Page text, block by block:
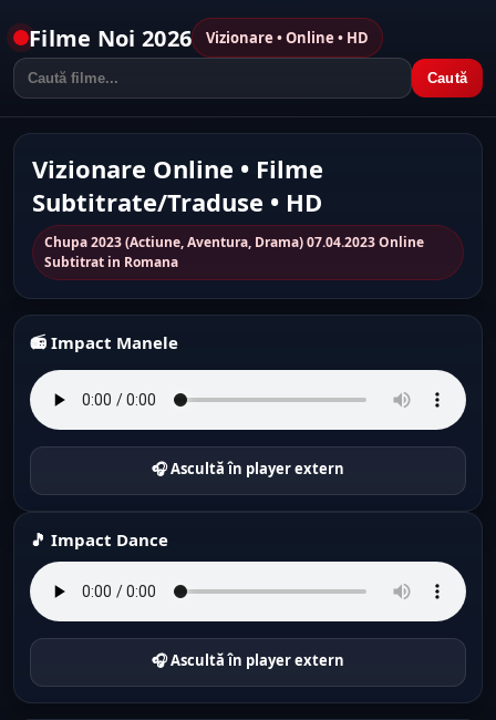
Filme Noi 2026 Vizionare • Online • HD
Caută
Vizionare Online • Filme
Subtitrate/Traduse • HD
Chupa 2023 (Actiune, Aventura, Drama) 07.04.2023 Online
Subtitrat in Romana
📻 Impact Manele
🎧 Ascultă în player extern
🎵 Impact Dance
🎧 Ascultă în player extern